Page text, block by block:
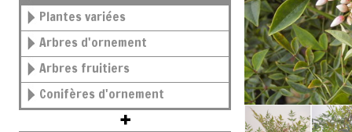
Plantes variées
Arbres d'ornement
Arbres fruitiers
Conifères d'ornement